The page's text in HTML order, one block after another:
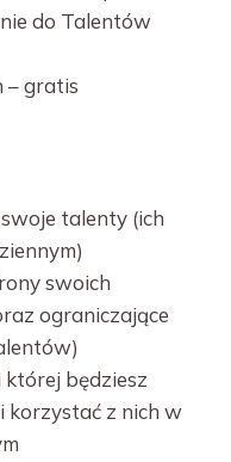
do Talentów
– gratis
talenty (ich
swoich
ograniczające
której będziesz
korzystać z nich w